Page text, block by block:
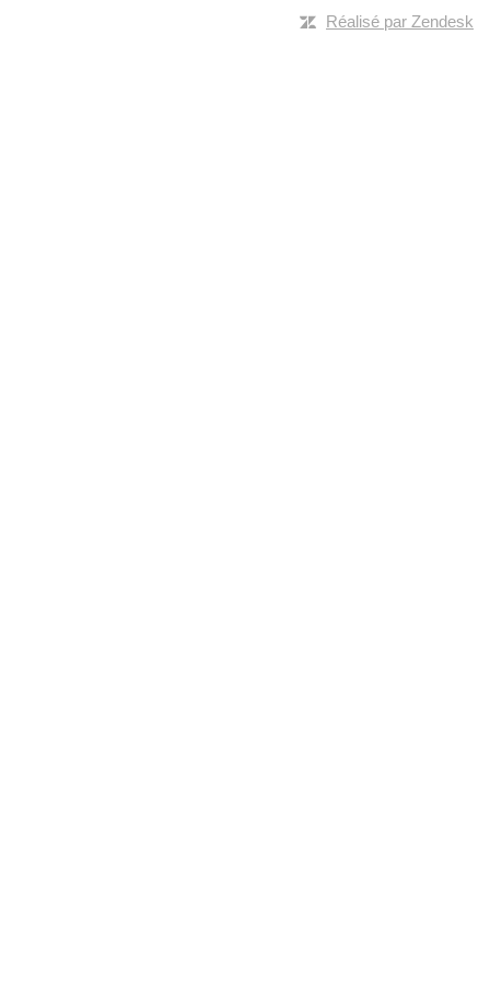
Réalisé par Zendesk